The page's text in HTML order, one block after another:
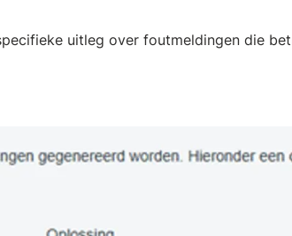
uitleg over foutmeldingen die